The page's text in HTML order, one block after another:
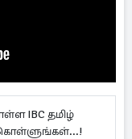
IBC தமிழ்